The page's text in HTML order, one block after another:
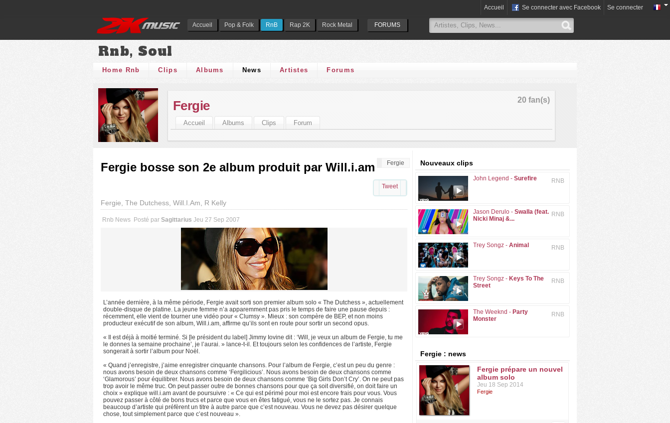
Accueil Pop & Folk RnB Rap 2K Rock Metal FORUMS
Accueil Se connecter avec Facebook Se connecter
Rnb, Soul
Home Rnb Clips Albums News Artistes Forums
20 fan(s)
Fergie
Accueil Albums Clips Forum
Fergie
Fergie bosse son 2e album produit par Will.i.am
Tweet
Fergie, The Dutchess, Will.I.Am, R Kelly
Rnb News Posté par Sagittarius Jeu 27 Sep 2007
L’année dernière, à la même période, Fergie avait sorti son premier album solo « The Dutchess », actuellement
double-disque de platine. La jeune femme n’a apparemment pas pris le temps de faire une pause depuis :
récemment, elle vient de tourner une vidéo pour « Clumsy ». Mieux : son compère de BEP, et non moins
producteur exécutif de son album, Will.i.am, affirme qu’ils sont en route pour sortir un second opus.
« Il est déjà à moitié terminé. Si [le président du label] Jimmy Iovine dit : ‘Will, je veux un album de Fergie, tu me
le donnes la semaine prochaine’, je l’aurai. » lance-t-il. Et toujours selon les confidences de l’artiste, Fergie
songerait à sortir l’album pour Noël.
« Quand j’enregistre, j’aime enregistrer cinquante chansons. Pour l’album de Fergie, c’est un peu du genre :
nous avons besoin de deux chansons comme ‘Fergilicious’. Nous avons besoin de deux chansons comme
‘Glamorous’ pour équilibrer. Nous avons besoin de deux chansons comme ‘Big Girls Don’t Cry’. On ne peut pas
trop avoir le même truc. On peut passer outre de bonnes chansons pour que ça soit diversifié, on doit faire un
choix » explique will.i.am avant de poursuivre : « Ce qui est périmé pour moi est encore frais pour vous. Vous
pouvez passer à côté de bons trucs et parce que vous en êtes fatigué, vous ne le sortez pas. Je connais
beaucoup d’artiste qui préfèrent un titre à autre parce que c’est nouveau. Vous ne devez pas désirer quelque
chose, tout simplement parce que c’est nouveau ».
Nouveaux clips
RNB
John Legend - Surefire
RNB
Jason Derulo - Swalla (feat.
Nicki Minaj &...
RNB
Trey Songz - Animal
RNB
Trey Songz - Keys To The
Street
RNB
The Weeknd - Party
Monster
Fergie : news
Fergie prépare un nouvel
album solo
Jeu 18 Sep 2014
Fergie